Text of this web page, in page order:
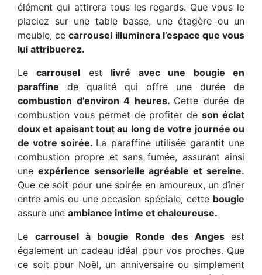
élément qui attirera tous les regards. Que vous le
placiez sur une table basse, une étagère ou un
meuble, cecarrousel illuminera l’espace que vous
lui attribuerez.
Lecarrousel est livré avec une bougie en
paraffine de qualité qui offre une durée de
combustion d'environ 4 heures. Cette durée de
combustion vous permet de profiter deson éclat
doux et apaisant tout au long de votre journée ou
de votre soirée. La paraffine utilisée garantit une
combustion propre et sans fumée, assurant ainsi
une expérience sensorielle agréable et sereine.
Que ce soit pour une soirée en amoureux, un dîner
entre amis ou une occasion spéciale, cette bougie
assure une ambiance intime et chaleureuse.
Le carrousel à bougie Ronde des Anges est
également un cadeau idéal pour vos proches. Que
ce soit pour Noël, un anniversaire ou simplement